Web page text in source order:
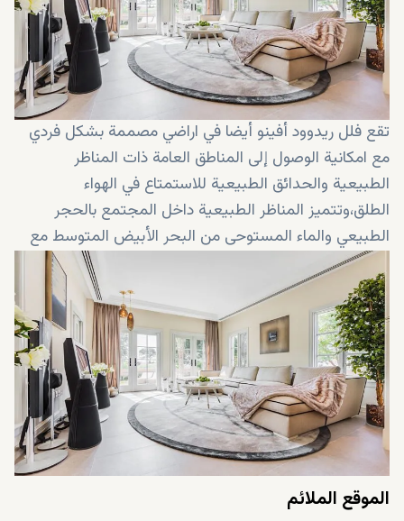
تقع فلل ريدوود أفينو أيضا في اراضي مصممة بشكل فردي
مع امكانية الوصول إلى المناطق العامة ذات المناظر
الطبيعية والحدائق الطبيعية للاستمتاع في الهواء
الطلق،وتتميز المناظر الطبيعية داخل المجتمع بالحجر
الطبيعي والماء المستوحى من البحر الأبيض المتوسط ​​مع
حدائق الصخور التي تضيف لمسة مختلفة للتصميم
الموقع الملائم